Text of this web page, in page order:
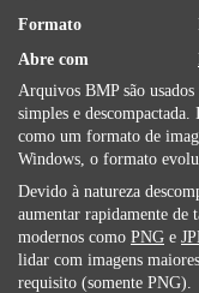
Formato
Abre com
Arquivos BMP são
simples e
como um formato de
Windows, o formato
Devido à natureza
aumentar rapidamente de
modernos como PNG e
lidar com imagens
requisito (somente PNG).